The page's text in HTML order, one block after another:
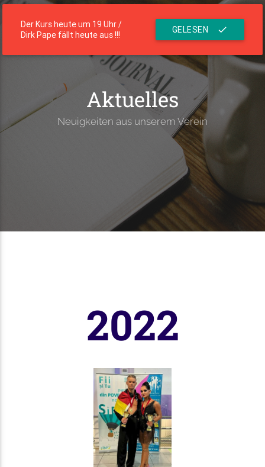
Der Kurs heute um 19 Uhr /
Dirk Pape fällt heute aus !!!
GELESEN check
Die Residenz
menu
Aktuelles
Neuigkeiten aus unserem Verein
2022